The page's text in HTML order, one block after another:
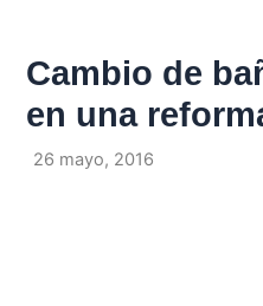
Cambio de
en una
26 mayo, 2016